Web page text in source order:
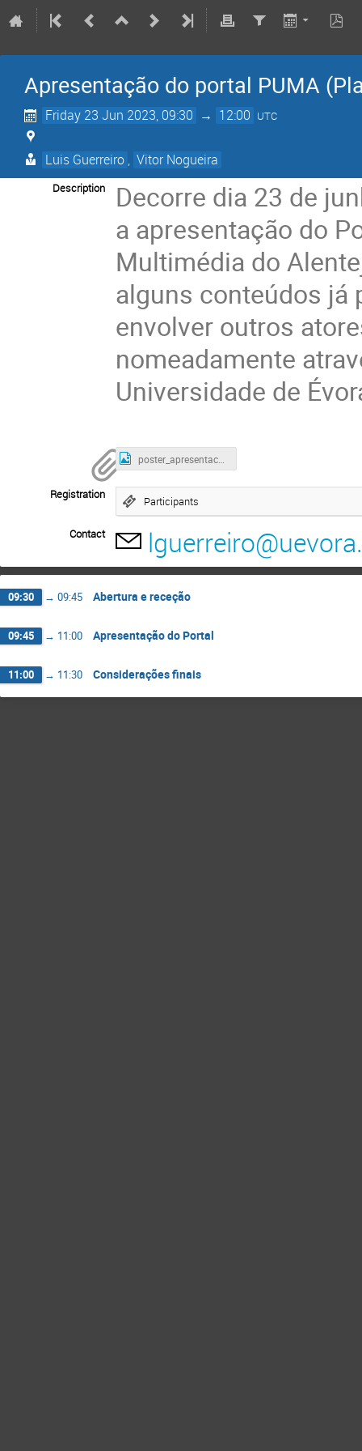
Apresentação do portal PUMA
Friday 23 Jun 2023, 09:30 → 12:00 UTC
Luis Guerreiro , Vitor Nogueira
Description
Decorre dia 23 de
a apresentação do
Multimédia do
alguns conteúdos já
envolver outros
nomeadamente
Universidade de
poster_apresentacao-portal-puma_sines.png
Registration Participants
Contact
09:30 → 09:45 Abertura e receção
09:45 → 11:00 Apresentação do Portal
11:00 → 11:30 Considerações finais